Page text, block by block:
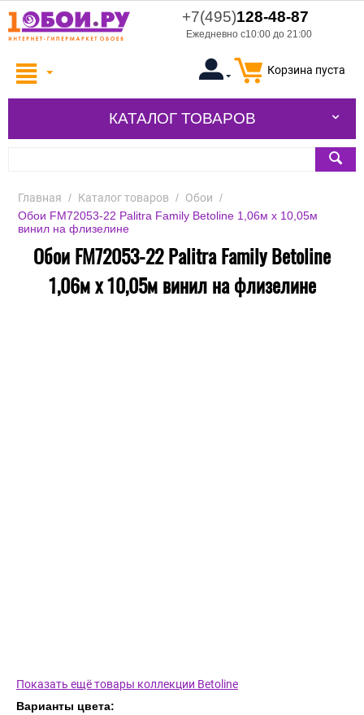
+7(495)128-48-87
Ежедневно с10:00 до 21:00
Корзина пуста
КАТАЛОГ ТОВАРОВ
Главная / Каталог товаров / Обои /
Обои FM72053-22 Palitra Family Betoline 1,06м х 10,05м
винил на флизелине
Обои FM72053-22 Palitra Family Betoline
1,06м х 10,05м винил на флизелине
Показать ещё товары коллекции Betoline
Варианты цвета: